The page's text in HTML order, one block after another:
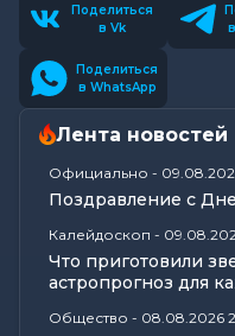
Поделиться
в Vk
Поделиться
в WhatsApp
Лента новостей
Официально -
Поздравление с
Калейдоскоп -
Что приготовили
астропрогноз для
Общество - 08.08.2026